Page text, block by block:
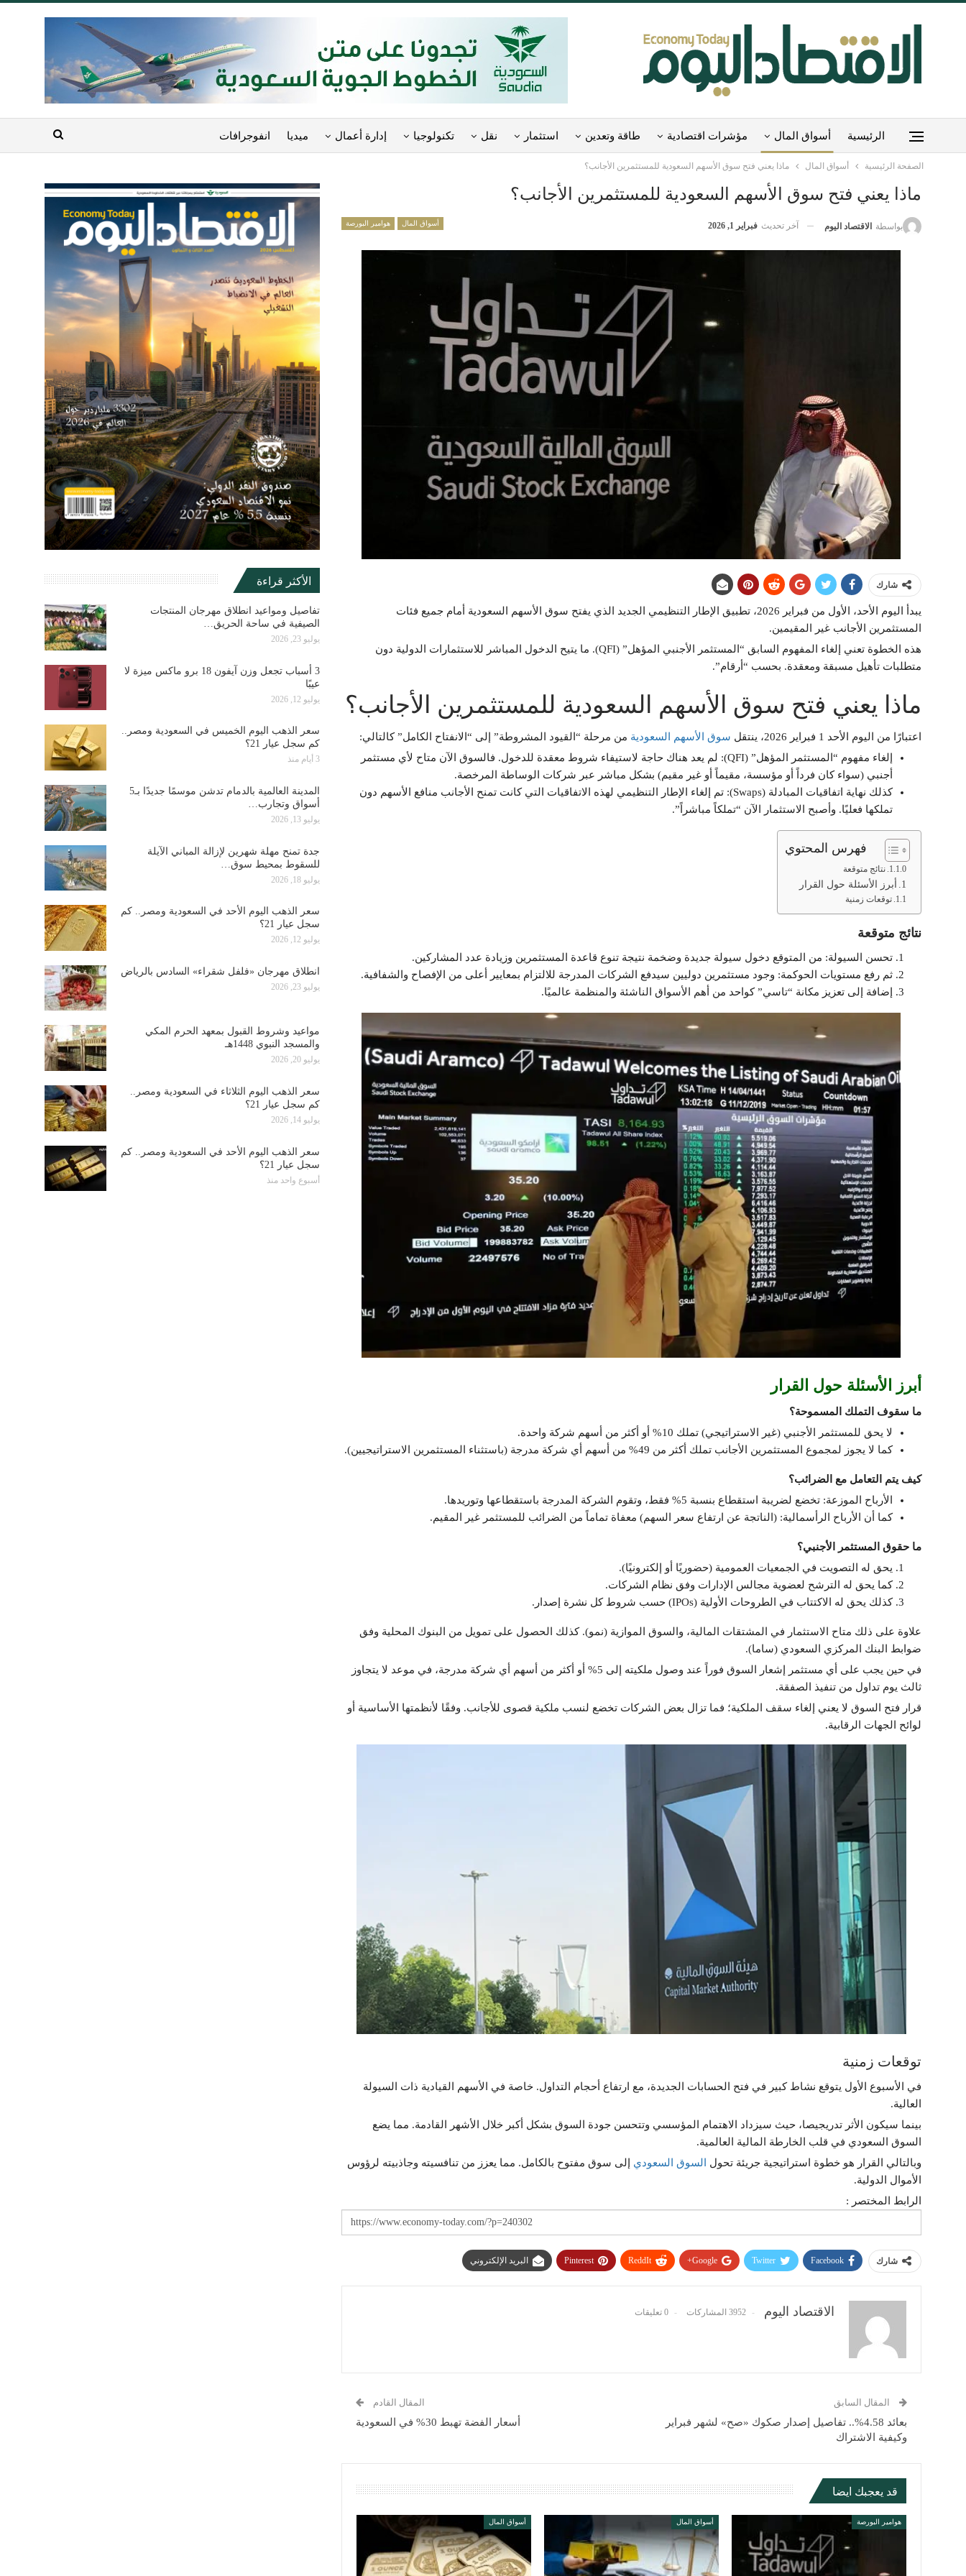
الرئيسية أسواق المال مؤشرات اقتصادية طاقة وتعدين استثمار نقل تكنولوجيا إدارة أعمال ميديا انفوجرافات
الصفحة الرئيسية أسواق المال ماذا يعني فتح سوق الأسهم السعودية للمستثمرين الأجانب؟
ماذا يعني فتح سوق الأسهم السعودية للمستثمرين الأجانب؟
أسواق المال هوامير البورصة بواسطة الاقتصاد اليوم آخر تحديث فبراير 1, 2026
شارك
يبدأ اليوم الأحد، الأول من فبراير 2026، تطبيق الإطار التنظيمي الجديد الذي يفتح سوق الأسهم السعودية أمام جميع فئات
المستثمرين الأجانب غير المقيمين.
هذه الخطوة تعني إلغاء المفهوم السابق “المستثمر الأجنبي المؤهل” (QFI). ما يتيح الدخول المباشر للاستثمارات الدولية دون
متطلبات تأهيل مسبقة ومعقدة. بحسب “أرقام”.
ماذا يعني فتح سوق الأسهم السعودية للمستثمرين الأجانب؟
اعتبارًا من اليوم الأحد 1 فبراير 2026، ينتقل سوق الأسهم السعودية من مرحلة “القيود المشروطة” إلى “الانفتاح الكامل” كالتالي:
إلغاء مفهوم “المستثمر المؤهل” (QFI): لم يعد هناك حاجة لاستيفاء شروط معقدة للدخول. فالسوق الآن متاح لأي مستثمر
أجنبي (سواء كان فرداً أو مؤسسة، مقيماً أو غير مقيم) بشكل مباشر عبر شركات الوساطة المرخصة.
كذلك نهاية اتفاقيات المبادلة (Swaps): تم إلغاء الإطار التنظيمي لهذه الاتفاقيات التي كانت تمنح الأجانب منافع الأسهم دون
تملكها فعليًا. وأصبح الاستثمار الآن “تملكاً مباشراً”.
فهرس المحتوي
نتائج متوقعة
أبرز الأسئلة حول القرار
توقعات زمنية
نتائج متوقعة
تحسن السيولة: من المتوقع دخول سيولة جديدة وضخمة نتيجة تنوع قاعدة المستثمرين وزيادة عدد المشاركين.
ثم رفع مستويات الحوكمة: وجود مستثمرين دوليين سيدفع الشركات المدرجة للالتزام بمعايير أعلى من الإفصاح والشفافية.
إضافة إلى تعزيز مكانة “تاسي” كواحد من أهم الأسواق الناشئة والمنظمة عالميًا.
أبرز الأسئلة حول القرار
ما سقوف التملك المسموحة؟
لا يحق للمستثمر الأجنبي (غير الاستراتيجي) تملك 10% أو أكثر من أسهم شركة واحدة.
كما لا يجوز لمجموع المستثمرين الأجانب تملك أكثر من 49% من أسهم أي شركة مدرجة (باستثناء المستثمرين الاستراتيجيين).
كيف يتم التعامل مع الضرائب؟
الأرباح الموزعة: تخضع لضريبة استقطاع بنسبة 5% فقط، وتقوم الشركة المدرجة باستقطاعها وتوريدها.
كما أن الأرباح الرأسمالية: (الناتجة عن ارتفاع سعر السهم) معفاة تماماً من الضرائب للمستثمر غير المقيم.
ما حقوق المستثمر الأجنبي؟
يحق له التصويت في الجمعيات العمومية (حضوريًا أو إلكترونيًا).
كما يحق له الترشح لعضوية مجالس الإدارات وفق نظام الشركات.
كذلك يحق له الاكتتاب في الطروحات الأولية (IPOs) حسب شروط كل نشرة إصدار.
علاوة على ذلك متاح الاستثمار في المشتقات المالية، والسوق الموازية (نمو). كذلك الحصول على تمويل من البنوك المحلية وفق
ضوابط البنك المركزي السعودي (ساما).
في حين يجب على أي مستثمر إشعار السوق فوراً عند وصول ملكيته إلى 5% أو أكثر من أسهم أي شركة مدرجة، في موعد لا يتجاوز
ثالث يوم تداول من تنفيذ الصفقة.
قرار فتح السوق لا يعني إلغاء سقف الملكية؛ فما تزال بعض الشركات تخضع لنسب ملكية قصوى للأجانب. وفقًا لأنظمتها الأساسية أو
لوائح الجهات الرقابية.
توقعات زمنية
في الأسبوع الأول يتوقع نشاط كبير في فتح الحسابات الجديدة، مع ارتفاع أحجام التداول. خاصة في الأسهم القيادية ذات السيولة
العالية.
بينما سيكون الأثر تدريجيصا، حيث سيزداد الاهتمام المؤسسي وتتحسن جودة السوق بشكل أكبر خلال الأشهر القادمة. مما يضع
السوق السعودي في قلب الخارطة المالية العالمية.
وبالتالي القرار هو خطوة استراتيجية جريئة تحول
السوق السعودي إلى سوق مفتوح بالكامل. مما يعزز من تنافسيته وجاذبيته لرؤوس
الأموال الدولية.
الرابط المختصر :
شارك Facebook
Twitter
Google+
ReddIt
Pinterest البريد الإلكتروني
الاقتصاد اليوم 3952 المشاركات 0 تعليقات
المقال السابق
بعائد 4.58%.. تفاصيل إصدار صكوك «صح» لشهر فبراير
وكيفية الاشتراك
المقال القادم
أسعار الفضة تهبط 30% في السعودية
قد يعجبك ايضا
هوامير البورصة أسواق المال أسواق المال
الأكثر قراءة
تفاصيل ومواعيد انطلاق مهرجان المنتجات
الصيفية في ساحة الحريق…
يوليو 23, 2026
3 أسباب تجعل وزن آيفون 18 برو ماكس ميزة لا
عيبًا
يوليو 12, 2026
سعر الذهب اليوم الخميس في السعودية ومصر..
كم سجل عيار 21؟
3 أيام منذ
المدينة العالمية بالدمام تدشن موسمًا جديدًا بـ5
أسواق وتجارب…
يوليو 13, 2026
جدة تمنح مهلة شهرين لإزالة المباني الآيلة
للسقوط بمحيط سوق…
يوليو 18, 2026
سعر الذهب اليوم الأحد في السعودية ومصر.. كم
سجل عيار 21؟
يوليو 12, 2026
انطلاق مهرجان «فلفل شقراء» السادس بالرياض
يوليو 23, 2026
مواعيد وشروط القبول بمعهد الحرم المكي
والمسجد النبوي 1448هـ
يوليو 20, 2026
سعر الذهب اليوم الثلاثاء في السعودية ومصر..
كم سجل عيار 21؟
يوليو 14, 2026
سعر الذهب اليوم الأحد في السعودية ومصر.. كم
سجل عيار 21؟
أسبوع واحد منذ